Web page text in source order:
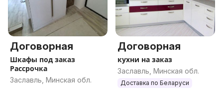
Договорная
Шкафы под заказ
Рассрочка
Заславль, Минская обл.
Договорная
кухни на заказ
Заславль, Минская обл.
Доставка по Беларуси